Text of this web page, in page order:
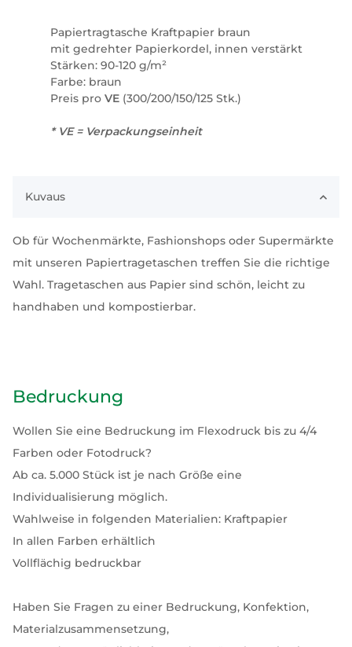
Papiertragtasche Kraftpapier braun
mit gedrehter Papierkordel, innen verstärkt
Stärken: 90-120 g/m²
Farbe: braun
Preis pro VE(300/200/150/125 Stk.)
* VE = Verpackungseinheit
Kuvaus
Ob für Wochenmärkte, Fashionshops oder Supermärkte
mit unseren Papiertragetaschen treffen Sie die richtige
Wahl. Tragetaschen aus Papier sind schön, leicht zu
handhaben und kompostierbar.
Bedruckung
Wollen Sie eine Bedruckung im Flexodruck bis zu 4/4
Farben oder Fotodruck?
Ab ca. 5.000 Stück ist je nach Größe eine
Individualisierung möglich.
Wahlweise in folgenden Materialien: Kraftpapier
In allen Farben erhältlich
Vollflächig bedruckbar
Haben Sie Fragen zu einer Bedruckung, Konfektion,
Materialzusammensetzung,